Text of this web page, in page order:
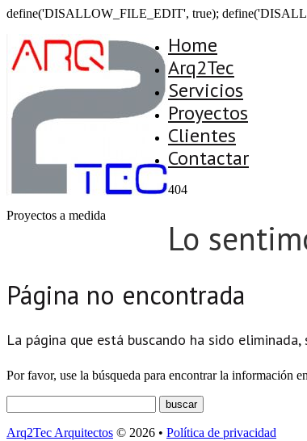
define('DISALLOW_FILE_EDIT', true);
Proyectos a medida
Home
Arq2Tec
Servicios
Proyectos
Clientes
Contactar
404
Lo
Página no encontrada
La página que está buscando ha sido
Por favor, use la búsqueda para encontrar la información
Arq2Tec Arquitectos © 2026 • Política de privacidad